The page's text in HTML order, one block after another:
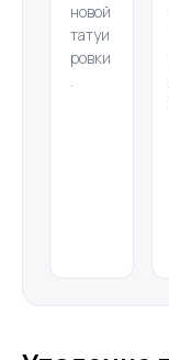
новой
татуи
ровки
.